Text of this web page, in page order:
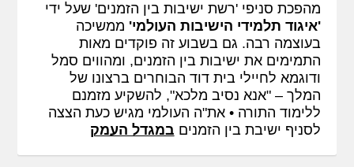
מהפכת סניפי 'רשת ישיבות בין הזמנים' שעל ידי
'איגוד תלמידי הישיבות העולמי' ממשיכה
בעוצמה רבה. גם בשבוע זה פוקדים מאות
התמימים את ישיבות בין הזמנים, ומהווים סמל
ודוגמא לחיילי בית דוד הבוחרים ברצונו של
המלך – "אנא נסיב מלכא", להשקיע מזמנם
ללימוד התורה • את"ה העולמי מגיש כעת הצצה
לסניף ישיבת בין הזמנים במגדל העמק